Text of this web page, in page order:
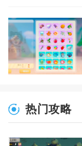
热门攻略